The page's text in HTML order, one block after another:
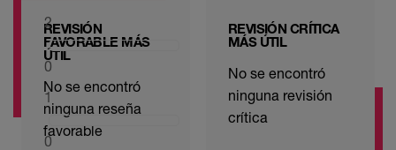
2
0
1
0
REVISIÓN
FAVORABLE MÁS
ÚTIL
No se encontró
ninguna reseña
favorable
REVISIÓN CRÍTICA
MÁS ÚTIL
No se encontró
ninguna revisión
crítica